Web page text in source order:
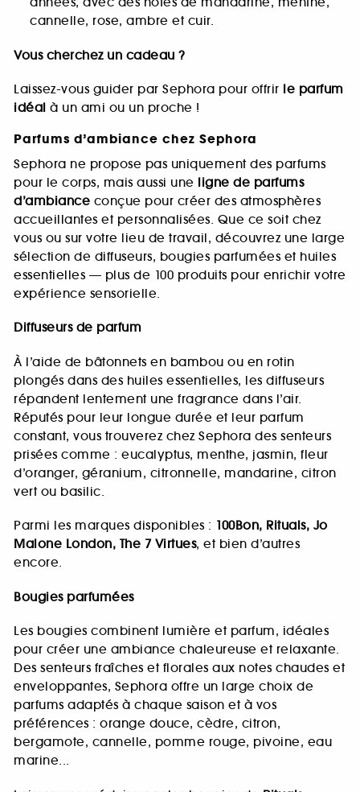
cannelle, rose, ambre et cuir.
Vous cherchez un cadeau ?
Laissez-vous guider par Sephora pour offrir le parfum
idéal à un ami ou un proche !
Parfums d’ambiance chez Sephora
Sephora ne propose pas uniquement des parfums
pour le corps, mais aussi une ligne de parfums
d’ambiance conçue pour créer des atmosphères
accueillantes et personnalisées. Que ce soit chez
vous ou sur votre lieu de travail, découvrez une large
sélection de diffuseurs, bougies parfumées et huiles
essentielles — plus de 100 produits pour enrichir votre
expérience sensorielle.
Diffuseurs de parfum
À l’aide de bâtonnets en bambou ou en rotin
plongés dans des huiles essentielles, les diffuseurs
répandent lentement une fragrance dans l’air.
Réputés pour leur longue durée et leur parfum
constant, vous trouverez chez Sephora des senteurs
prisées comme : eucalyptus, menthe, jasmin, fleur
d’oranger, géranium, citronnelle, mandarine, citron
vert ou basilic.
Parmi les marques disponibles : 100Bon, Rituals, Jo
Malone London, The 7 Virtues, et bien d’autres
encore.
Bougies parfumées
Les bougies combinent lumière et parfum, idéales
pour créer une ambiance chaleureuse et relaxante.
Des senteurs fraîches et florales aux notes chaudes et
enveloppantes, Sephora offre un large choix de
parfums adaptés à chaque saison et à vos
préférences : orange douce, cèdre, citron,
bergamote, cannelle, pomme rouge, pivoine, eau
marine...